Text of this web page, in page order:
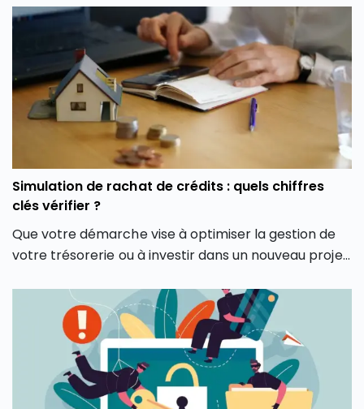
Simulation de rachat de crédits : quels chiffres
clés vérifier ?
Que votre démarche vise à optimiser la gestion de
votre trésorerie ou à investir dans un nouveau projet,
souvent le premier réflexe pour faire le point en
quelques clics. Encore faut-il savoir interpréter ses
résultats et comprendre ce qu’il ne dit pas pour faire
le bon choix.